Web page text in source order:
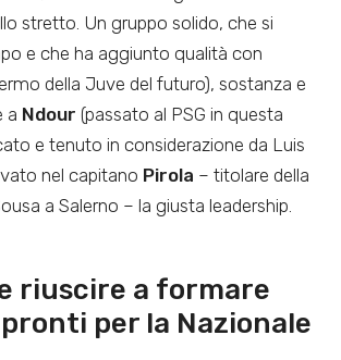
stretto. Un gruppo solido, che si
e che ha aggiunto qualità con
della Juve del futuro), sostanza e
a Ndour (passato al PSG in questa
e tenuto in considerazione da Luis
nel capitano Pirola – titolare della
a Salerno – la giusta leadership.
riuscire a formare
per la Nazionale